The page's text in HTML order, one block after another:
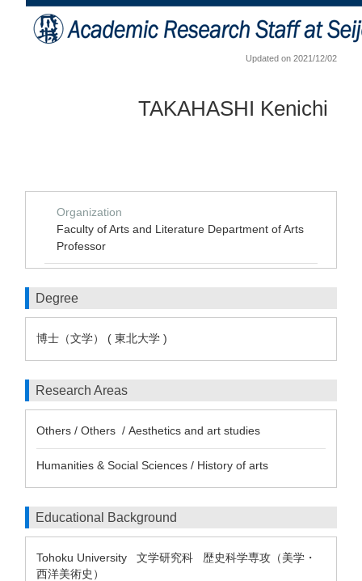
Updated on 2021/12/02
TAKAHASHI Kenichi
Organization
Faculty of Arts and Literature Department of Arts
Professor
Degree
博士（文学） ( 東北大学 )
Research Areas
Others / Others / Aesthetics and art studies
Humanities & Social Sciences / History of arts
Educational Background
Tohoku University 文学研究科 歴史科学専攻（美学・
西洋美術史）